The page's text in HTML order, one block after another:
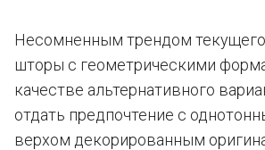
Несомненным трендом текущего
шторы с геометрическими
качестве альтернативного
отдать предпочтение с
верхом декорированным